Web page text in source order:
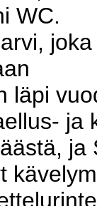
WC.
läpi
ja
ja